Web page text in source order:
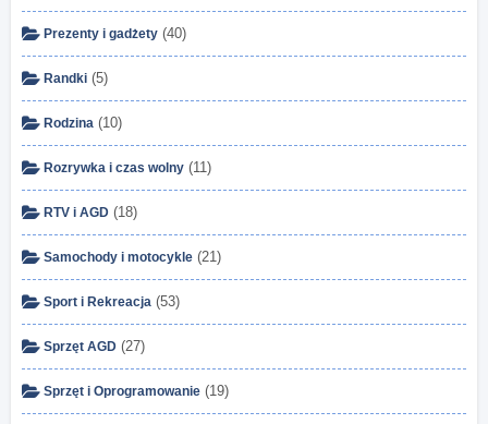
Prezenty i gadżety (40)
Randki (5)
Rodzina (10)
Rozrywka i czas wolny (11)
RTV i AGD (18)
Samochody i motocykle (21)
Sport i Rekreacja (53)
Sprzęt AGD (27)
Sprzęt i Oprogramowanie (19)